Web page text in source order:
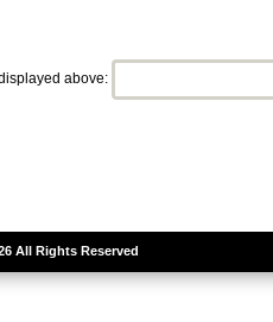
above:
All Rights Reserved